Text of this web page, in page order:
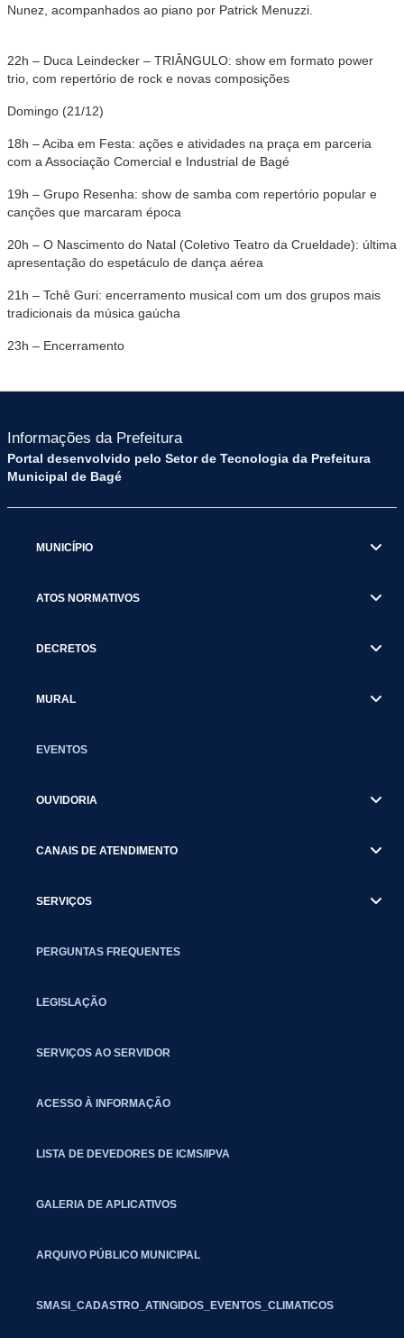
Nunez, acompanhados ao piano por Patrick Menuzzi.
22h – Duca Leindecker – TRIÂNGULO: show em formato power
trio, com repertório de rock e novas composições
Domingo (21/12)
18h – Aciba em Festa: ações e atividades na praça em parceria
com a Associação Comercial e Industrial de Bagé
19h – Grupo Resenha: show de samba com repertório popular e
canções que marcaram época
20h – O Nascimento do Natal (Coletivo Teatro da Crueldade): última
apresentação do espetáculo de dança aérea
21h – Tchê Guri: encerramento musical com um dos grupos mais
tradicionais da música gaúcha
23h – Encerramento
Informações da Prefeitura
Portal desenvolvido pelo Setor de Tecnologia da Prefeitura
Municipal de Bagé
MUNICÍPIO
ATOS NORMATIVOS
DECRETOS
MURAL
EVENTOS
OUVIDORIA
CANAIS DE ATENDIMENTO
SERVIÇOS
PERGUNTAS FREQUENTES
LEGISLAÇÃO
SERVIÇOS AO SERVIDOR
ACESSO À INFORMAÇÃO
LISTA DE DEVEDORES DE ICMS/IPVA
GALERIA DE APLICATIVOS
ARQUIVO PÚBLICO MUNICIPAL
SMASI_CADASTRO_ATINGIDOS_EVENTOS_CLIMATICOS